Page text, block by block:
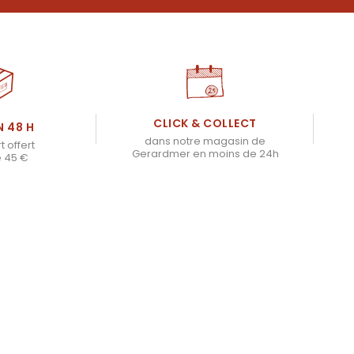
48 H
offert
45 €
CLICK & COLLECT
dans notre magasin de
Gerardmer en moins de 24h